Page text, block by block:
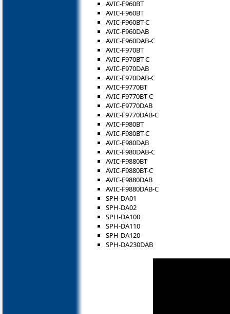
AVIC-F960BT
AVIC-F960BT
AVIC-F960BT-C
AVIC-F960DAB
AVIC-F960DAB-C
AVIC-F970BT
AVIC-F970BT-C
AVIC-F970DAB
AVIC-F970DAB-C
AVIC-F9770BT
AVIC-F9770BT-C
AVIC-F9770DAB
AVIC-F9770DAB-C
AVIC-F980BT
AVIC-F980BT-C
AVIC-F980DAB
AVIC-F980DAB-C
AVIC-F9880BT
AVIC-F9880BT-C
AVIC-F9880DAB
AVIC-F9880DAB-C
SPH-DA01
SPH-DA02
SPH-DA100
SPH-DA110
SPH-DA120
SPH-DA230DAB